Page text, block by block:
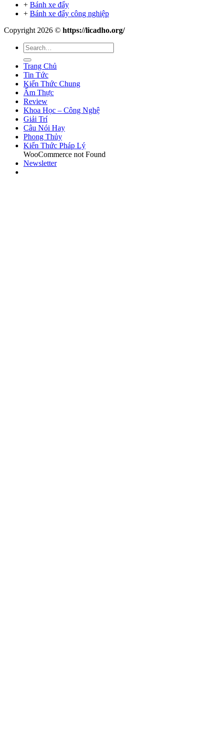
+ Bánh xe đẩy
+ Bánh xe đẩy công nghiệp
Copyright 2026 © https://licadho.org/
Trang Chủ
Tin Tức
Kiến Thức Chung
Ẩm Thực
Review
Khoa Học – Công Nghệ
Giải Trí
Câu Nói Hay
Phong Thủy
Kiến Thức Pháp Lý
WooCommerce not Found
Newsletter